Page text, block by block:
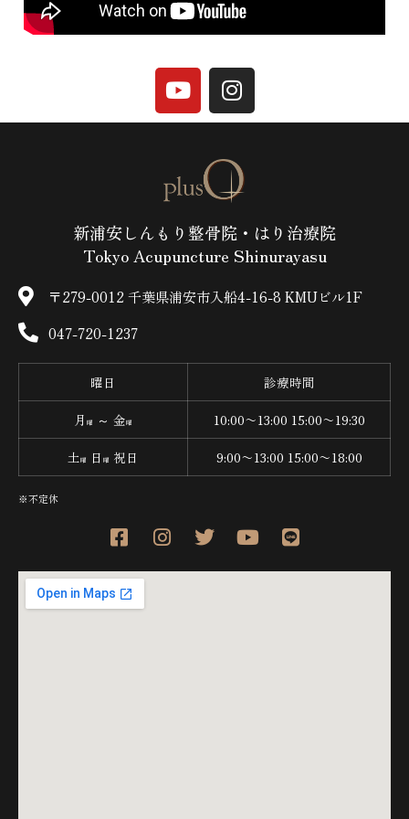
新浦安しんもり整骨院・はり治療院
Tokyo Acupuncture Shinurayasu
〒279-0012 千葉県浦安市入船4-16-8 KMUビル1F
047-720-1237
曜日 診療時間
月 曜 ～ 金曜 10:00〜13:00 15:00〜19:30
土 曜 日 曜 祝日 9:00〜13:00 15:00〜18:00
※不定休